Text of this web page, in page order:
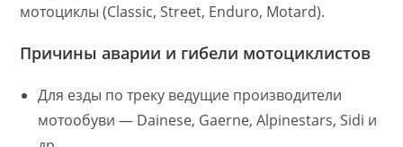
мотоциклы (Classic, Street, Enduro, Motard).
Причины аварии и гибели мотоциклистов
Для езды по треку ведущие производители
мотообуви — Dainese, Gaerne, Alpinestars, Sidi и